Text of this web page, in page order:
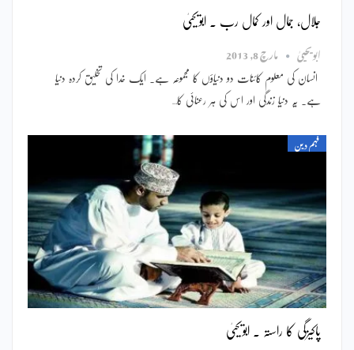
جلال، جمال اور کمال رب ۔ ابویحییٰ
ابویحییٰ مارچ 8, 2013
انسان کی معلوم کائنات دو دنیاؤں کا مجموعہ ہے۔ ایک خدا کی تخلیق کردہ دنیا
ہے۔ یہ دنیا زندگی اور اس کی ہر رعنائی کا…
فہم دین
پاکیزگی کا راستہ ۔ ابویحییٰ